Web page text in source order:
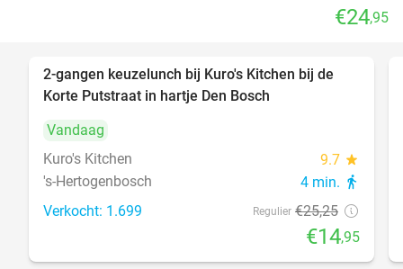
€24,95
2-gangen keuzelunch bij Kuro's Kitchen bij de
Korte Putstraat in hartje Den Bosch
Vandaag
Kuro's Kitchen
9.7 star
's-Hertogenbosch 4 min. directions_walk
Verkocht: 1.699 Regulier €25,25
€14,95